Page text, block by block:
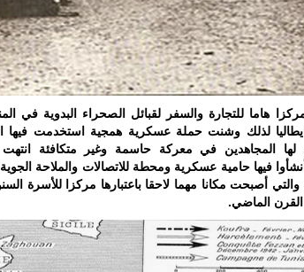
هاما للتجارة والسفر لقبائل الصحراء البدوية في
ايطاليا لذلك وشنت حملة عسكرية همجية استخدمت فيها
لها المجاهدين في معركة حاسمة وغير متكافئة انتهت
أنشأوا فيها حامية عسكرية ومحطة للاتصالات والملاحة
أصبحت مكانا مهما لاحقا باعتبارها مركزا للأسرة
الماضي.